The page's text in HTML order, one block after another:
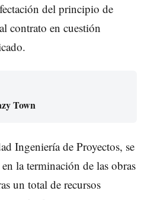
del principio de
contrato en cuestión
Town
Ingeniería de Proyectos, se
la terminación de las obras
un total de recursos